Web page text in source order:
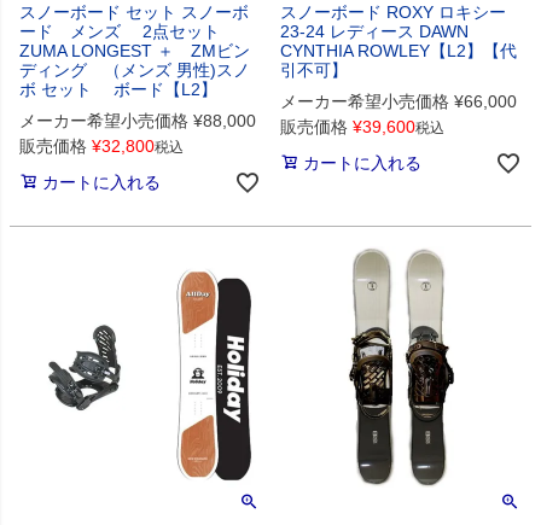
スノーボード セット スノーボ
ード メンズ 2点セット
ZUMA LONGEST ＋ ZMビン
ディング （メンズ 男性)スノ
ボ セット ボード【L2】
メーカー希望小売価格 ¥88,000
販売価格 ¥32,800税込
カートに入れる
スノーボード ROXY ロキシー
23-24 レディース DAWN
CYNTHIA ROWLEY【L2】【代
引不可】
メーカー希望小売価格 ¥66,000
販売価格 ¥39,600税込
カートに入れる